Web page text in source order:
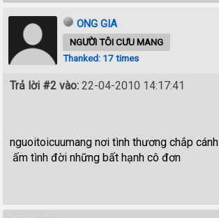
ONG GIA
NGƯỜI TÔI CƯU MANG
Thanked: 17 times
Trả lời #2 vào: 22-04-2010 14:17:41
nguoitoicuumang nơi tình thương chắp cánh
ấm tình đời những bất hạnh cô đơn